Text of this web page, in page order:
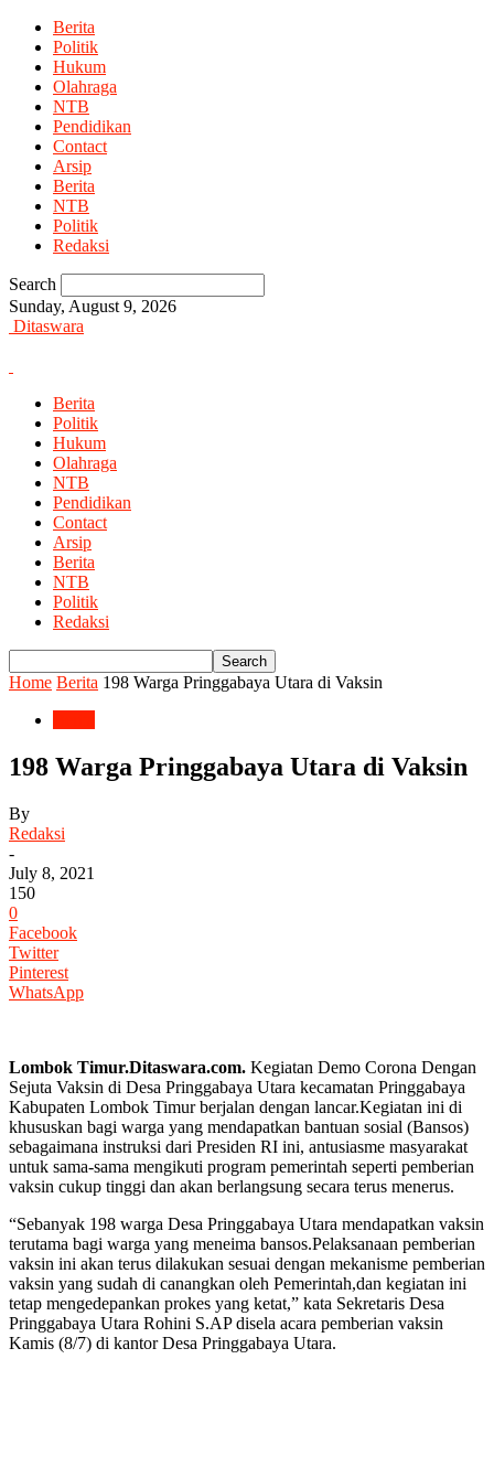
Berita
Politik
Hukum
Olahraga
NTB
Pendidikan
Contact
Arsip
Berita
NTB
Politik
Redaksi
Search
Sunday, August 9, 2026
Ditaswara
Berita
Politik
Hukum
Olahraga
NTB
Pendidikan
Contact
Arsip
Berita
NTB
Politik
Redaksi
Home Berita 198 Warga Pringgabaya Utara di Vaksin
198 Warga Pringgabaya Utara di Vaksin
By
Redaksi
-
July 8, 2021
150
0
Facebook
Twitter
Pinterest
WhatsApp
Lombok Timur.Ditaswara.com. Kegiatan Demo Corona Dengan
Sejuta Vaksin di Desa Pringgabaya Utara kecamatan Pringgabaya
Kabupaten Lombok Timur berjalan dengan lancar.Kegiatan ini di
khususkan bagi warga yang mendapatkan bantuan sosial (Bansos)
sebagaimana instruksi dari Presiden RI ini, antusiasme masyarakat
untuk sama-sama mengikuti program pemerintah seperti pemberian
vaksin cukup tinggi dan akan berlangsung secara terus menerus.
“Sebanyak 198 warga Desa Pringgabaya Utara mendapatkan vaksin
terutama bagi warga yang meneima bansos.Pelaksanaan pemberian
vaksin ini akan terus dilakukan sesuai dengan mekanisme pemberian
vaksin yang sudah di canangkan oleh Pemerintah,dan kegiatan ini
tetap mengedepankan prokes yang ketat,” kata Sekretaris Desa
Pringgabaya Utara Rohini S.AP disela acara pemberian vaksin
Kamis (8/7) di kantor Desa Pringgabaya Utara.